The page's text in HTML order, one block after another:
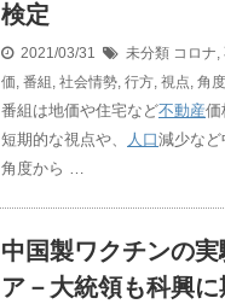
検定
2021/03/31 未分類 コロナ,
価, 番組 , 社会情勢, 行方, 視点, 角度
番組は地価や住宅など不動産価
短期的な視点や、
人口減少な
角度から …
中国製ワクチンの
ア－大統領も科興に